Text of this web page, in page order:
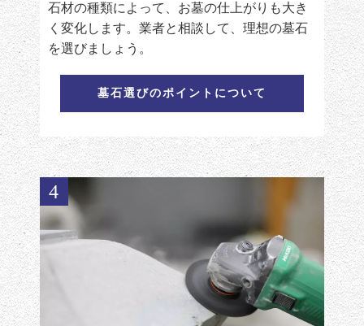
石材の種類によって、お墓の仕上がりも大き
く変化します。業者と相談して、理想の墓石
を選びましょう。
墓石選びのポイントについて
4